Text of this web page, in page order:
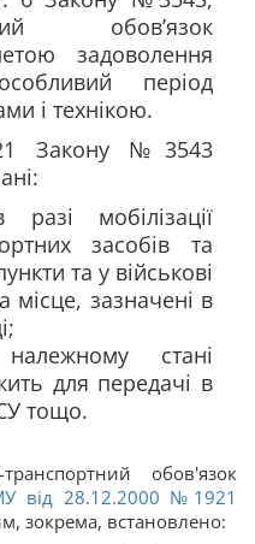
обов’язок
задоволення
період
і технікою.
Закону №3543
мобілізації
засобів та
та у військові
місце, зазначені в
стані
для передачі в
тощо.
обов'язок
від 28.12.2000 №1921
зокрема, встановлено: